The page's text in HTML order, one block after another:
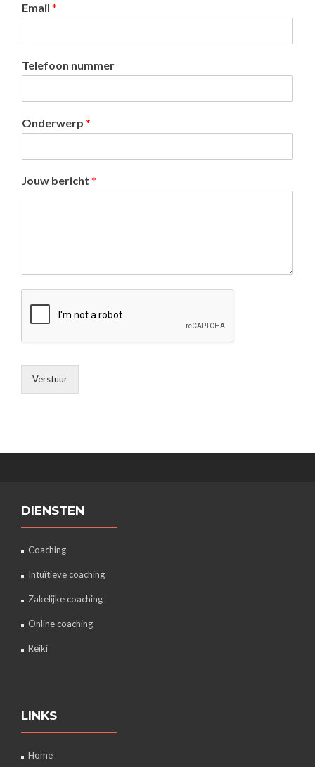
Email *
Telefoon nummer
Onderwerp *
Jouw bericht *
Verstuur
DIENSTEN
Coaching
Intuïtieve coaching
Zakelijke coaching
Online coaching
Reiki
LINKS
Home